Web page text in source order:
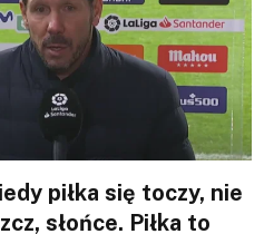
piłka się toczy, nie
słońce. Piłka to